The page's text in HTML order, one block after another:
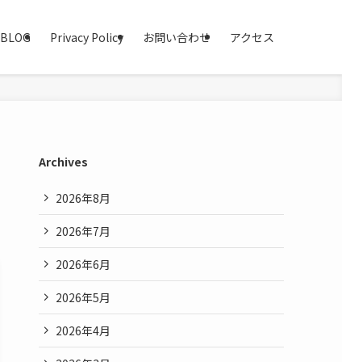
BLOG Privacy Policy お問い合わせ アクセス
Archives
2026年8月
2026年7月
2026年6月
2026年5月
2026年4月